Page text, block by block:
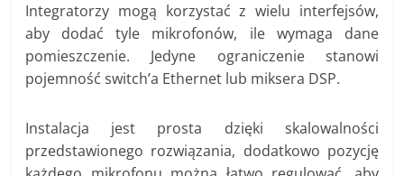
Integratorzy mogą korzystać z wielu interfejsów,
aby dodać tyle mikrofonów, ile wymaga dane
pomieszczenie. Jedyne ograniczenie stanowi
pojemność switch’a Ethernet lub miksera DSP.
Instalacja jest prosta dzięki skalowalności
przedstawionego rozwiązania, dodatkowo pozycję